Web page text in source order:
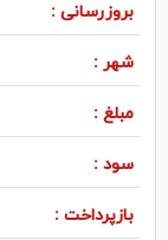
بروزرسانی :
شهر :
مبلغ :
سود :
بازپرداخت :